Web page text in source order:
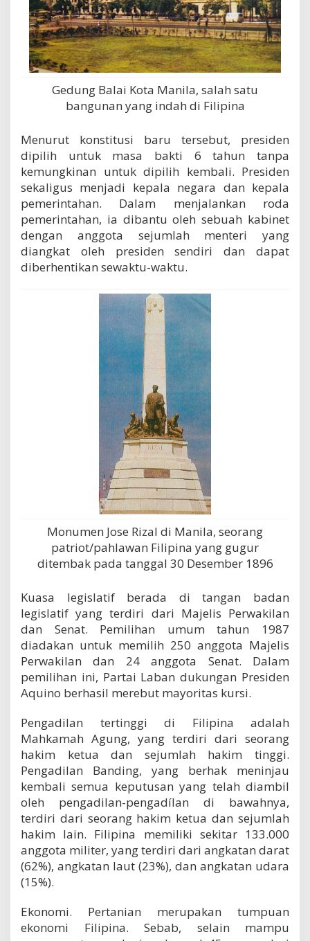
Gedung Balai Kota Manila, salah satu
bangunan yang indah di Filipina
Menurut konstitusi baru tersebut, presiden
dipilih untuk masa bakti 6 tahun tanpa
kemungkinan untuk dipilih kembali. Presiden
sekaligus menjadi kepala negara dan kepala
pemerintahan. Dalam menjalankan roda
pemerintahan, ia dibantu oleh sebuah kabinet
dengan anggota sejumlah menteri yang
diangkat oleh presiden sendiri dan dapat
diberhentikan sewaktu-waktu.
Monumen Jose Rizal di Manila, seorang
patriot/pahlawan Filipina yang gugur
ditembak pada tanggal 30 Desember 1896
Kuasa legislatif berada di tangan badan
legislatif yang terdiri dari Majelis Perwakilan
dan Senat. Pemilihan umum tahun 1987
diadakan untuk memilih 250 anggota Majelis
Perwakilan dan 24 anggota Senat. Dalam
pemilihan ini, Partai Laban dukungan Presiden
Aquino berhasil merebut mayoritas kursi.
Pengadilan tertinggi di Filipina adalah
Mahkamah Agung, yang terdiri dari seorang
hakim ketua dan sejumlah hakim tinggi.
Pengadilan Banding, yang berhak meninjau
kembali semua keputusan yang telah diambil
oleh pengadilan-pengadílan di bawahnya,
terdiri dari seorang hakim ketua dan sejumlah
hakim lain. Filipina memiliki sekitar 133.000
anggota militer, yang terdiri dari angkatan darat
(62%), angkatan laut (23%), dan angkatan udara
(15%).
Ekonomi. Pertanian merupakan tumpuan
ekonomi Filipina. Sebab, selain mampu